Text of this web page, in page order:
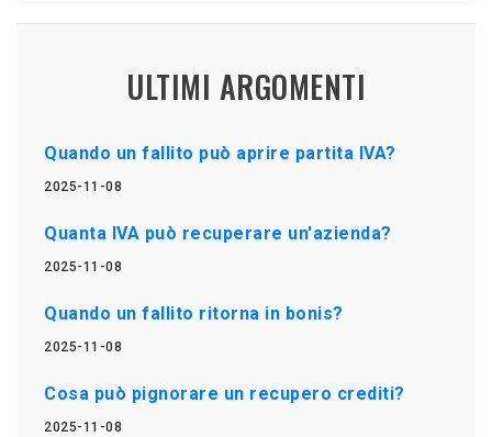
ULTIMI ARGOMENTI
Quando un fallito può aprire partita IVA?
2025-11-08
Quanta IVA può recuperare un'azienda?
2025-11-08
Quando un fallito ritorna in bonis?
2025-11-08
Cosa può pignorare un recupero crediti?
2025-11-08